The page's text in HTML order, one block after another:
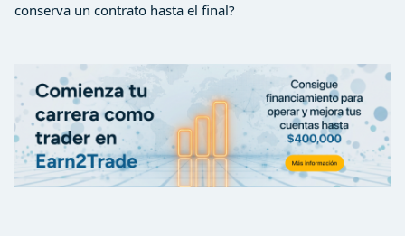
conserva un contrato hasta el final?